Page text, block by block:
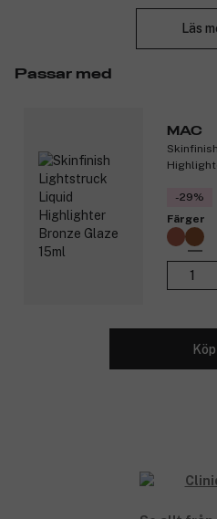
dubbelsidig svampapplikator.
Fakta:
Oftalmologiskt testad.
Allergitestad.
Snäll mot känsliga ögon.
Säker för kontaktlinsbärare.
Parfymfri.
Produktnummer:3292808
Läs
Passar med
MAC
-29%
Färger
Köp